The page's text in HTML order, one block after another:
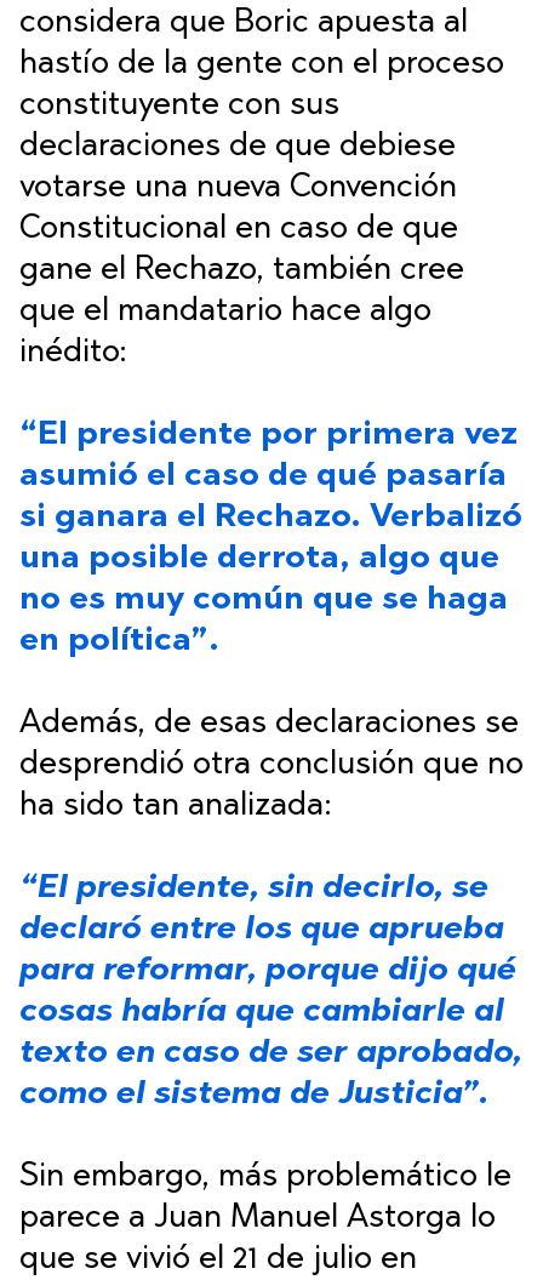
considera que Boric apuesta al
hastío de la gente con el proceso
constituyente con sus
declaraciones de que debiese
votarse una nueva Convención
Constitucional en caso de que
gane el Rechazo, también cree
que el mandatario hace algo
inédito:
“El presidente por primera vez
asumió el caso de qué pasaría
si ganara el Rechazo. Verbalizó
una posible derrota, algo que
no es muy común que se haga
en política”.
Además, de esas declaraciones se
desprendió otra conclusión que no
ha sido tan analizada:
“El presidente, sin decirlo, se
declaró entre los que aprueba
para reformar, porque dijo qué
cosas habría que cambiarle al
texto en caso de ser aprobado,
como el sistema de Justicia”.
Sin embargo, más problemático le
parece a Juan Manuel Astorga lo
que se vivió el 21 de julio en